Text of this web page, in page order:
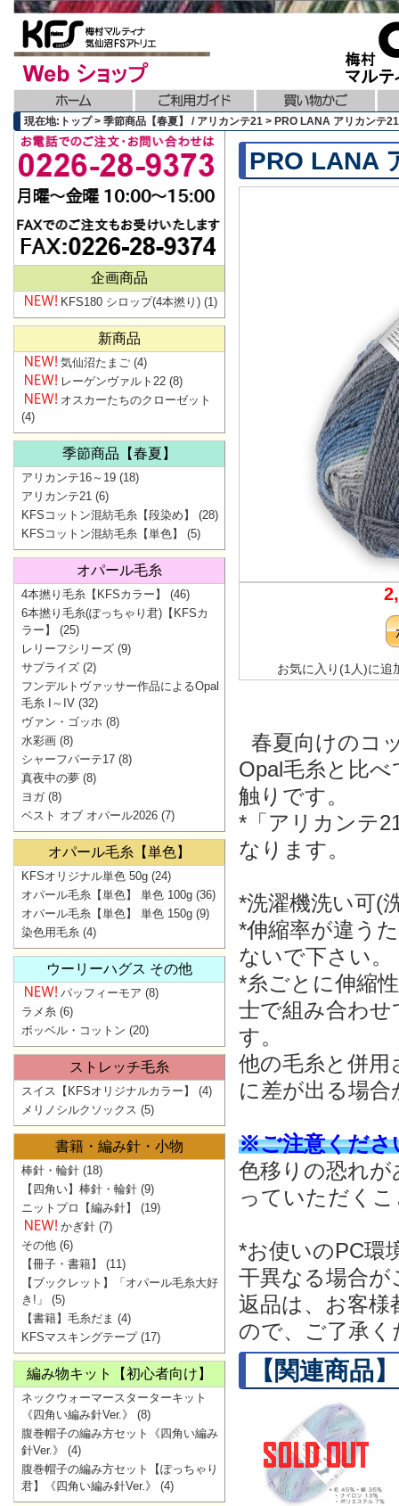
現在地:トップ > 季節商品【春夏】 / アリカンテ21 > PRO LANA アリカンテ
PRO LANA
お気に入り(1人)に追
春夏向けのコ
Opal毛糸と比
触りです。
*「アリカンテ
なります。
*洗濯機洗い可(
*伸縮率が違う
ないで下さい。
*糸ごとに伸縮
士で組み合わ
す。
他の毛糸と併
に差が出る場
※ご注意くだ
色移りの恐れ
っていただく
*お使いのPC環
干異なる場合
返品は、お客様
ので、ご了承く
【関連商品】
企画商品
KFS180 シロップ(4本撚り) (1)
新商品
気仙沼たまご (4)
レーゲンヴァルト22 (8)
オスカーたちのクローゼット
(4)
季節商品【春夏】
アリカンテ16～19 (18)
アリカンテ21 (6)
KFSコットン混紡毛糸【段染め】
(28)
KFSコットン混紡毛糸【単色】
(5)
オパール毛糸
4本撚り毛糸【KFSカラー】
(46)
6本撚り毛糸(ぽっちゃり君)【KFSカ
ラー】
(25)
レリーフシリーズ (9)
サプライズ (2)
フンデルトヴァッサー作品によるOpal
毛糸 I～IV (32)
ヴァン・ゴッホ (8)
水彩画 (8)
シャーフパーテ17 (8)
真夜中の夢 (8)
ヨガ(8)
ベスト オブ オパール2026 (7)
オパール毛糸【単色】
KFSオリジナル単色 50g (24)
オパール毛糸【単色】 単色 100g (36)
オパール毛糸【単色】 単色 150g (9)
染色用毛糸 (4)
ウーリーハグス その他
パッフィーモア (8)
ラメ糸 (6)
ボッベル・コットン (20)
ストレッチ毛糸
スイス【KFSオリジナルカラー】
(4)
メリノシルクソックス (5)
書籍・編み針・小物
棒針・輪針 (18)
【四角い】棒針・輪針 (9)
ニットプロ【編み針】
(19)
かぎ針 (7)
その他 (6)
【冊子・書籍】
(11)
【ブックレット】「オパール毛糸大好
き!」
(5)
【書籍】毛糸だま (4)
KFSマスキングテープ(17)
編み物キット【初心者向け】
ネックウォーマースターターキット
《四角い編み針Ver.》
(8)
腹巻帽子の編み方セット《四角い編み
針Ver.》
(4)
腹巻帽子の編み方セット【ぽっちゃり
君】《四角い編み針Ver.》
(4)